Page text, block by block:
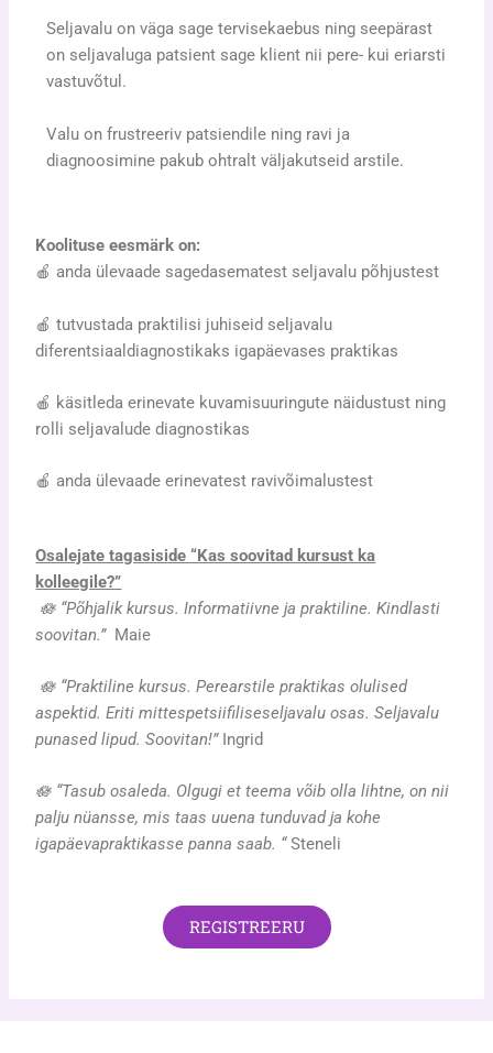
Seljavalu on väga sage tervisekaebus ning seepärast
on seljavaluga patsient sage klient nii pere- kui eriarsti
vastuvõtul.
Valu on frustreeriv patsiendile ning ravi ja
diagnoosimine pakub ohtralt väljakutseid arstile.
Koolituse eesmärk on:
🍎 anda ülevaade sagedasematest seljavalu põhjustest
🍎 tutvustada praktilisi juhiseid seljavalu
diferentsiaaldiagnostikaks igapäevases praktikas
🍎 käsitleda erinevate kuvamisuuringute näidustust ning
rolli seljavalude diagnostikas
🍎 anda ülevaade erinevatest ravivõimalustest
Osalejate tagasiside “Kas soovitad kursust ka
kolleegile?”
🪷 “Põhjalik kursus. Informatiivne ja praktiline. Kindlasti
soovitan.”Maie
🪷 “Praktiline kursus. Perearstile praktikas olulised
aspektid. Eriti mittespetsiifiliseseljavalu osas. Seljavalu
punased lipud. Soovitan!”Ingrid
🪷 “Tasub osaleda. Olgugi et teema võib olla lihtne, on nii
palju nüansse, mis taas uuena tunduvad ja kohe
igapäevapraktikasse panna saab. “Steneli
REGISTREERU